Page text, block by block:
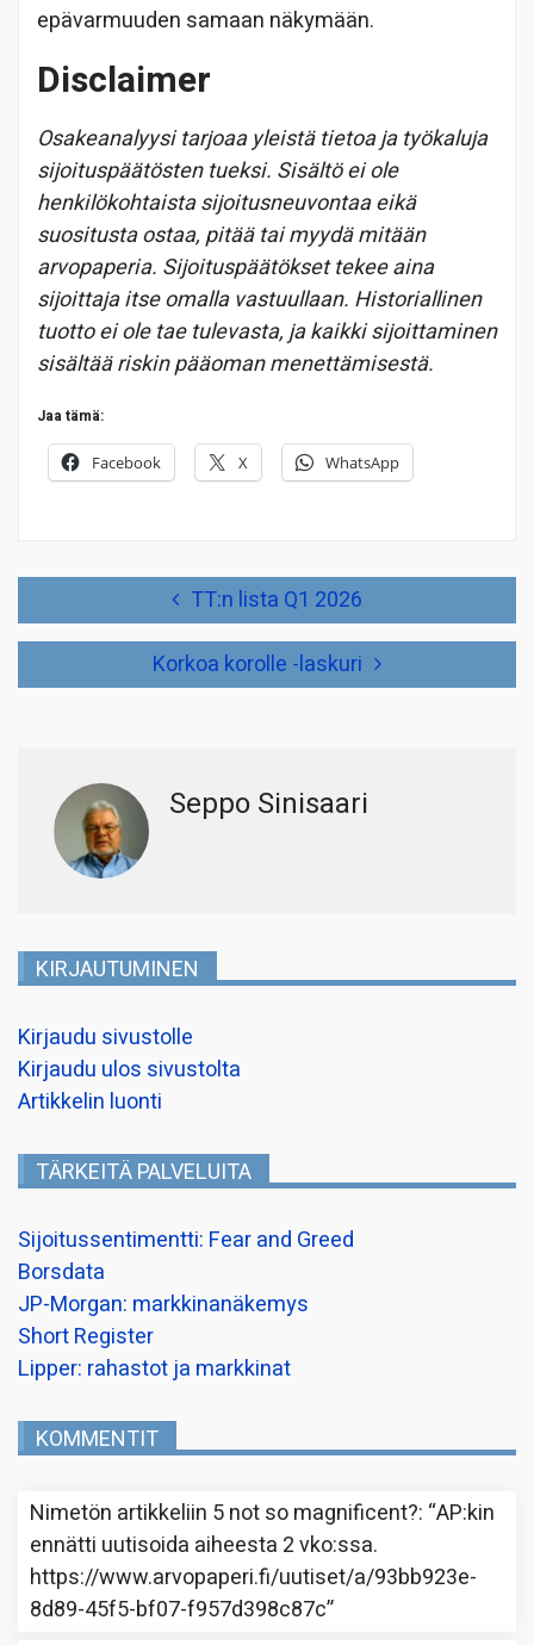
epävarmuuden samaan näkymään.
Disclaimer
Osakeanalyysi tarjoaa yleistä tietoa ja työkaluja
sijoituspäätösten tueksi. Sisältö ei ole
henkilökohtaista sijoitusneuvontaa eikä
suositusta ostaa, pitää tai myydä mitään
arvopaperia. Sijoituspäätökset tekee aina
sijoittaja itse omalla vastuullaan. Historiallinen
tuotto ei ole tae tulevasta, ja kaikki sijoittaminen
sisältää riskin pääoman menettämisestä.
Jaa tämä:
Facebook X WhatsApp
TT:n lista Q1 2026
Korkoa korolle -laskuri
Seppo Sinisaari
KIRJAUTUMINEN
Kirjaudu sivustolle
Kirjaudu ulos sivustolta
Artikkelin luonti
TÄRKEITÄ PALVELUITA
Sijoitussentimentti: Fear and Greed
Borsdata
JP-Morgan: markkinanäkemys
Short Register
Lipper: rahastot ja markkinat
KOMMENTIT
Nimetön artikkeliin 5 not so magnificent?: “AP:kin
ennätti uutisoida aiheesta 2 vko:ssa.
https://www.arvopaperi.fi/uutiset/a/93bb923e-
8d89-45f5-bf07-f957d398c87c”